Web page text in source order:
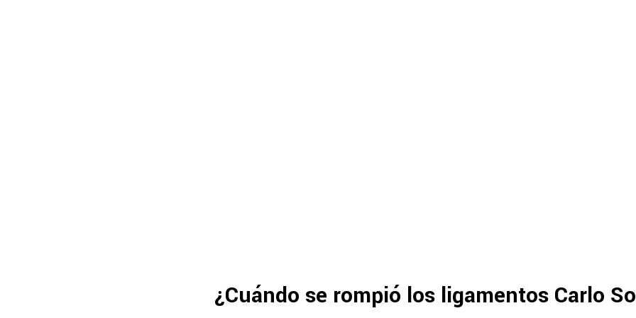
¿Cuándo se rompió los ligamentos Carlo